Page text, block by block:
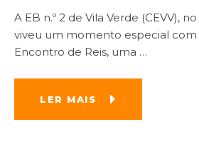
A EB n.º 2 de Vila Verde (CEVV),
viveu um momento especial com
Encontro de Reis, uma …
LER MAIS